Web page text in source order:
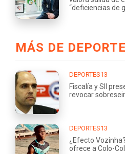
“deficiencias de
MÁS DE
DEPORTES13
Fiscalía y SII
revocar
DEPORTES13
¿Efecto
ofrece a Colo-